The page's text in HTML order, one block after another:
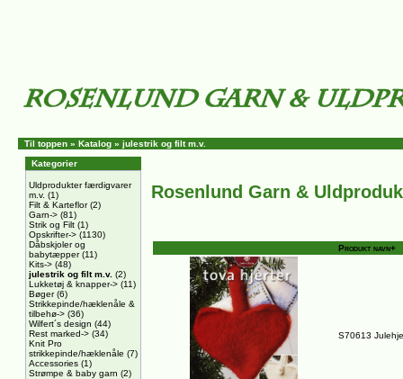
Til toppen » Katalog » julestrik og filt m.v.
Kategorier
Uldprodukter færdigvarer
m.v. (1)
Filt & Karteflor(2)
Garn-> (81)
Strik og Filt (1)
Opskrifter-> (1130)
Dåbskjoler og
babytæpper(11)
Kits-> (48)
julestrik og filt m.v. (2)
Lukketøj & knapper-> (11)
Bøger(6)
Strikkepinde/hæklenåle &
tilbehø-> (36)
Wilfert´s design (44)
Rest marked-> (34)
Knit Pro
strikkepinde/hæklenåle (7)
Accessories (1)
Strømpe & baby garn (2)
Rosenlund Garn &
Produkt navn+
S70613